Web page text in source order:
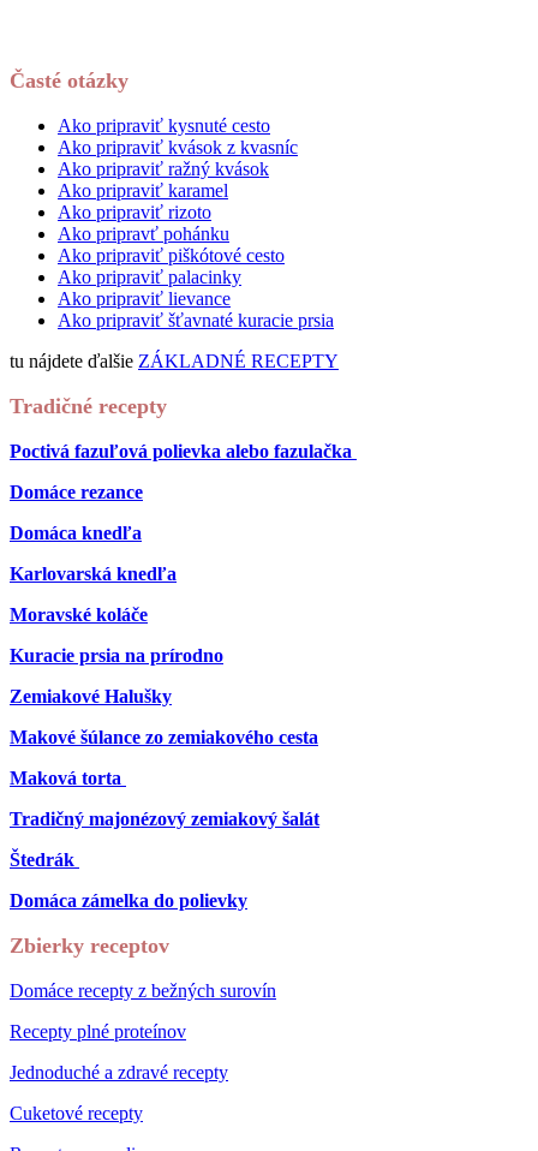
Časté otázky
Ako pripraviť kysnuté cesto
Ako pripraviť kvások z kvasníc
Ako pripraviť ražný kvások
Ako pripraviť karamel
Ako pripraviť rizoto
Ako pripravť pohánku
Ako pripraviť piškótové cesto
Ako pripraviť palacinky
Ako pripraviť lievance
Ako pripraviť šťavnaté kuracie prsia
tu nájdete ďalšie ZÁKLADNÉ RECEPTY
Tradičné recepty
Poctivá fazuľová polievka alebo fazulačka
Domáce rezance
Domáca knedľa
Karlovarská knedľa
Moravské koláče
Kuracie prsia na prírodno
Zemiakové Halušky
Makové šúlance zo zemiakového cesta
Maková torta
Tradičný majonézový zemiakový šalát
Štedrák
Domáca zámelka do polievky
Zbierky receptov
Domáce recepty z bežných surovín
Recepty plné proteínov
Jednoduché a zdravé recepty
Cuketové recepty